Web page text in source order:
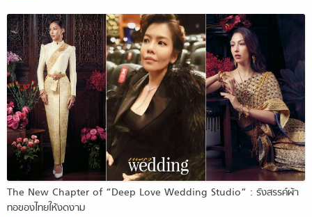
The New Chapter of “Deep Love Wedding Studio” : รังสรรค์ผ้า
ทอของไทยให้งดงาม